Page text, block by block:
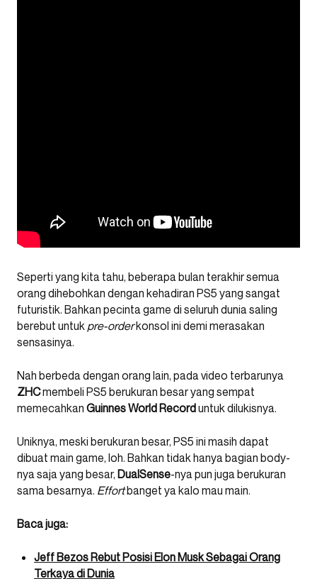
Seperti yang kita tahu, beberapa bulan terakhir semua
orang dihebohkan dengan kehadiran PS5 yang sangat
futuristik. Bahkan pecinta game di seluruh dunia saling
berebut untuk pre-orderkonsol ini demi merasakan
sensasinya.
Nah berbeda dengan orang lain, pada video terbarunya
ZHCmembeli PS5 berukuran besar yang sempat
memecahkan Guinnes World Recorduntuk dilukisnya.
Uniknya, meski berukuran besar, PS5 ini masih dapat
dibuat main game, loh. Bahkan tidak hanya bagian body-
nya saja yang besar, DualSense-nya pun juga berukuran
sama besarnya. Effortbanget ya kalo mau main.
Baca juga:
Jeff Bezos Rebut Posisi Elon Musk Sebagai Orang
Terkaya di Dunia